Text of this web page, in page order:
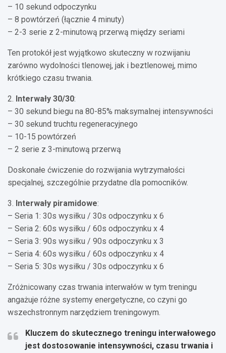
– 10 sekund odpoczynku
– 8 powtórzeń (łącznie 4 minuty)
– 2-3 serie z 2-minutową przerwą między seriami
Ten protokół jest wyjątkowo skuteczny w rozwijaniu
zarówno wydolności tlenowej, jak i beztlenowej, mimo
krótkiego czasu trwania.
2. Interwały 30/30:
– 30 sekund biegu na 80-85% maksymalnej intensywności
– 30 sekund truchtu regeneracyjnego
– 10-15 powtórzeń
– 2 serie z 3-minutową przerwą
Doskonałe ćwiczenie do rozwijania wytrzymałości
specjalnej, szczególnie przydatne dla pomocników.
3. Interwały piramidowe:
– Seria 1: 30s wysiłku / 30s odpoczynku x 6
– Seria 2: 60s wysiłku / 60s odpoczynku x 4
– Seria 3: 90s wysiłku / 90s odpoczynku x 3
– Seria 4: 60s wysiłku / 60s odpoczynku x 4
– Seria 5: 30s wysiłku / 30s odpoczynku x 6
Zróżnicowany czas trwania interwałów w tym treningu
angażuje różne systemy energetyczne, co czyni go
wszechstronnym narzędziem treningowym.
Kluczem do skutecznego treningu interwałowego
jest dostosowanie intensywności, czasu trwania i